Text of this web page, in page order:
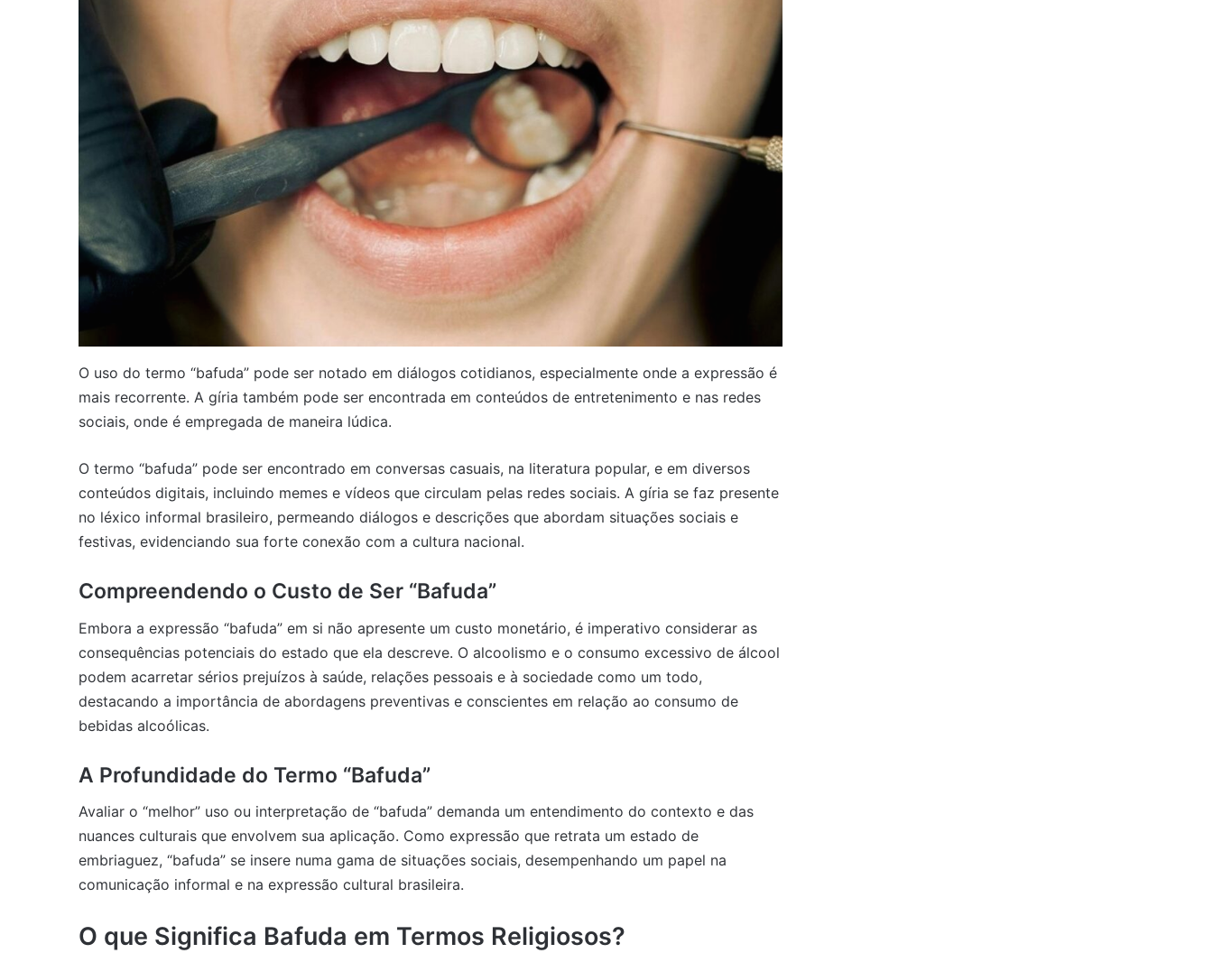
O uso do termo “bafuda” pode ser notado em diálogos cotidianos, especialmente onde a expressão é
mais recorrente. A gíria também pode ser encontrada em conteúdos de entretenimento e nas redes
sociais, onde é empregada de maneira lúdica.
O termo “bafuda” pode ser encontrado em conversas casuais, na literatura popular, e em diversos
conteúdos digitais, incluindo memes e vídeos que circulam pelas redes sociais. A gíria se faz presente
no léxico informal brasileiro, permeando diálogos e descrições que abordam situações sociais e
festivas, evidenciando sua forte conexão com a cultura nacional.
Compreendendo o Custo de Ser “Bafuda”
Embora a expressão “bafuda” em si não apresente um custo monetário, é imperativo considerar as
consequências potenciais do estado que ela descreve. O alcoolismo e o consumo excessivo de álcool
podem acarretar sérios prejuízos à saúde, relações pessoais e à sociedade como um todo,
destacando a importância de abordagens preventivas e conscientes em relação ao consumo de
bebidas alcoólicas.
A Profundidade do Termo “Bafuda”
Avaliar o “melhor” uso ou interpretação de “bafuda” demanda um entendimento do contexto e das
nuances culturais que envolvem sua aplicação. Como expressão que retrata um estado de
embriaguez, “bafuda” se insere numa gama de situações sociais, desempenhando um papel na
comunicação informal e na expressão cultural brasileira.
O que Significa Bafuda em Termos Religiosos?